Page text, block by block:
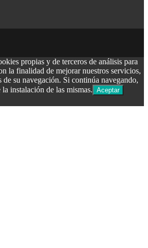
propias y de terceros de análisis para
la finalidad de mejorar nuestros servicios,
de su navegación. Si continúa navegando,
instalación de las mismas. Aceptar